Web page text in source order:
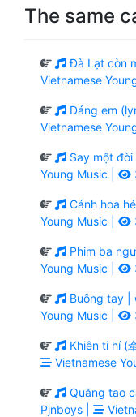
The same
Đà Lạt còn
Vietnamese
Dáng em
Vietnamese
Say một đời
Young Music |
Cánh hoa
Young Music |
Phim ba
Young Music |
Buông tay |
Young Music |
Khiên ti hí (
Vietnamese
Quăng tao
Pjnboys |